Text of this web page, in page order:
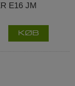
E16 JM
KØB